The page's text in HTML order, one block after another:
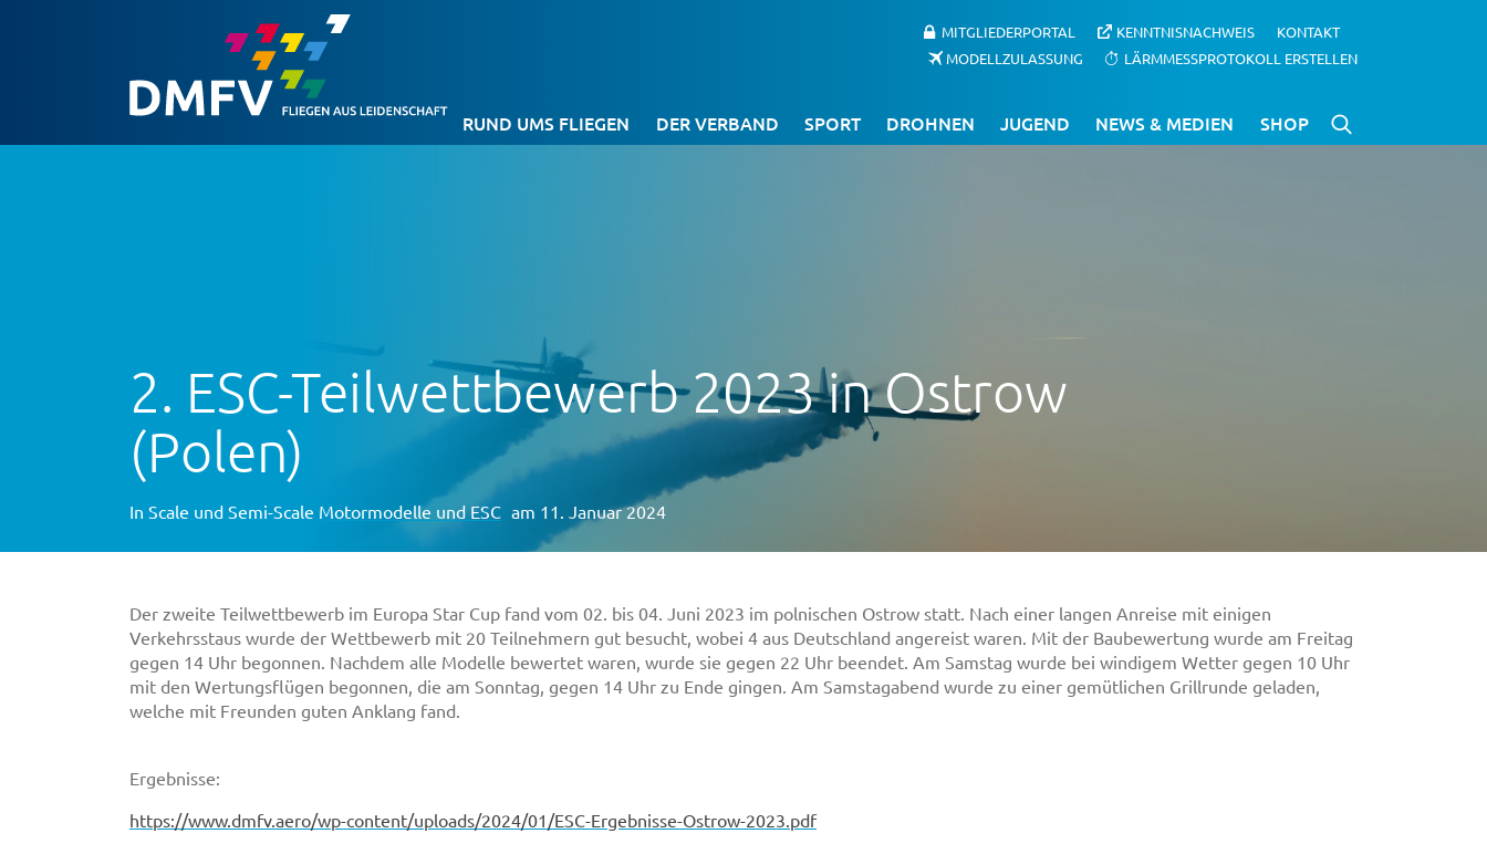
MITGLIEDERPORTAL KENNTNISNACHWEIS
KONTAKT
MODELLZULASSUNG
LÄRMMESSPROTOKOLL ERSTELLEN
RUND UMS FLIEGEN DER VERBAND SPORT DROHNEN JUGEND NEWS & MEDIEN SHOP
2. ESC-Teilwettbewerb 2023 in Ostrow
(Polen)
In Scale und Semi-Scale Motormodelle und ESC am 11. Januar 2024
Der zweite Teilwettbewerb im Europa Star Cup fand vom 02. bis 04. Juni 2023 im polnischen Ostrow statt. Nach einer langen Anreise mit einigen
Verkehrsstaus wurde der Wettbewerb mit 20 Teilnehmern gut besucht, wobei 4 aus Deutschland angereist waren. Mit der Baubewertung wurde am Freitag
gegen 14 Uhr begonnen. Nachdem alle Modelle bewertet waren, wurde sie gegen 22 Uhr beendet. Am Samstag wurde bei windigem Wetter gegen 10 Uhr
mit den Wertungsflügen begonnen, die am Sonntag, gegen 14 Uhr zu Ende gingen. Am Samstagabend wurde zu einer gemütlichen Grillrunde geladen,
welche mit Freunden guten Anklang fand.
Ergebnisse:
https://www.dmfv.aero/wp-content/uploads/2024/01/ESC-Ergebnisse-Ostrow-2023.pdf